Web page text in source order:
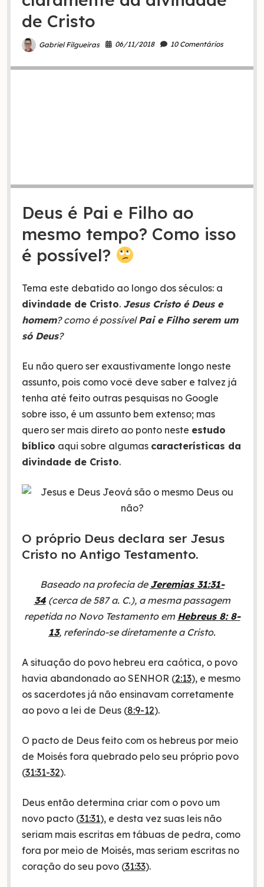
de Cristo
Gabriel Filgueiras 06/11/2018 10 Comentários
Deus é Pai e Filho ao
mesmo tempo? Como isso
é possível?
Tema este debatido ao longo dos séculos: a
divindade de Cristo. Jesus Cristo é Deus e
homem? como é possívelPai e Filho serem um
só Deus?
Eu não quero ser exaustivamente longo neste
assunto, pois como você deve saber e talvez já
tenha até feito outras pesquisas no Google
sobre isso, é um assunto bem extenso; mas
quero ser mais direto ao ponto neste estudo
bíblico aqui sobre algumas características da
divindade de Cristo.
O próprio Deus declara ser Jesus
Cristo no Antigo Testamento.
Baseado na profecia de Jeremias 31:31-
34(cerca de 587 a. C.), a mesma passagem
repetida no Novo Testamento em Hebreus 8: 8-
13, referindo-se diretamente a Cristo.
A situação do povo hebreu era caótica, o povo
havia abandonado ao SENHOR (2:13), e mesmo
os sacerdotes já não ensinavam corretamente
ao povo a lei de Deus (8:9-12).
O pacto de Deus feito com os hebreus por meio
de Moisés fora quebrado pelo seu próprio povo
(31:31-32).
Deus então determina criar com o povo um
novo pacto (31:31), e desta vez suas leis não
seriam mais escritas em tábuas de pedra, como
fora por meio de Moisés, mas seriam escritas no
coração do seu povo (31:33).